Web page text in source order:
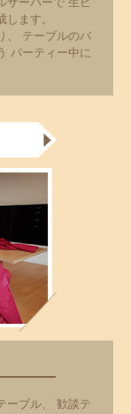
ます。
テーブルのバ
パーティー中に
ブル、 歓談テ